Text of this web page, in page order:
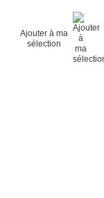
Ajouter à ma
sélection